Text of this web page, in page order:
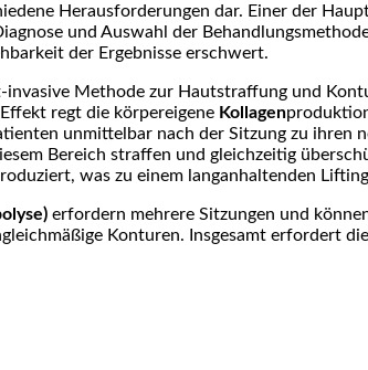
Herausforderungen dar. Einer der
und Auswahl der
der Ergebnisse erschwert.
Methode zur Hautstraffung und
regt die körpereigene Kollagen
unmittelbar nach der Sitzung zu
Bereich straffen und gleichzeitig
was zu einem langanhaltenden
erfordern mehrere Sitzungen und
Konturen. Insgesamt erfordert